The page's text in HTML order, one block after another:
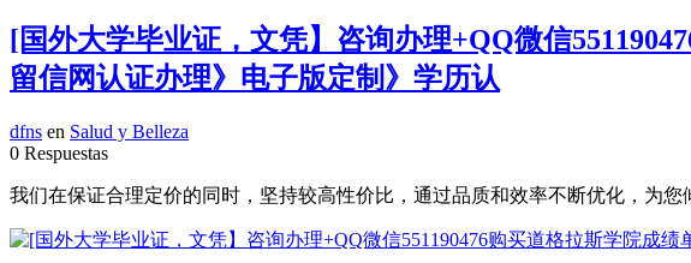
[国外大学毕业证，文凭】咨询办理+QQ微信
留信网认证办理》电子版定制》学历认
dfns en Salud y Belleza
0 Respuestas
我们在保证合理定价的同时，坚持较高性价比，通过品质和效率不断优化，为您